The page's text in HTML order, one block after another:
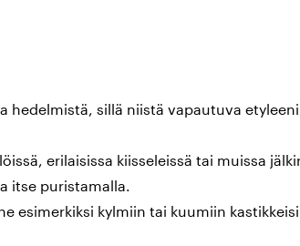
hedelmistä, sillä niistä vapautuva
erilaisissa kiisseleissä tai muissa
itse puristamalla.
esimerkiksi kylmiin tai kuumiin